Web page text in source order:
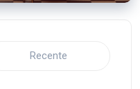
Recente